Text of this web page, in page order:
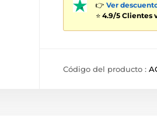
👉 Ver
⭐ 4.9/5 Clientes
Código del producto :